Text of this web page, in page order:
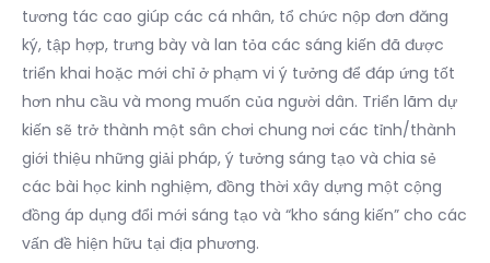
tương tác cao giúp các cá nhân, tổ chức nộp đơn đăng
ký, tập hợp, trưng bày và lan tỏa các sáng kiến đã được
triển khai hoặc mới chỉ ở phạm vi ý tưởng để đáp ứng tốt
hơn nhu cầu và mong muốn của người dân. Triển lãm dự
kiến sẽ trở thành một sân chơi chung nơi các tỉnh/thành
giới thiệu những giải pháp, ý tưởng sáng tạo và chia sẻ
các bài học kinh nghiệm, đồng thời xây dựng một cộng
đồng áp dụng đổi mới sáng tạo và “kho sáng kiến” cho các
vấn đề hiện hữu tại địa phương.